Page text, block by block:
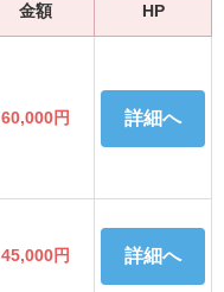
金額 HP
60,000円 詳細へ
45,000円 詳細へ